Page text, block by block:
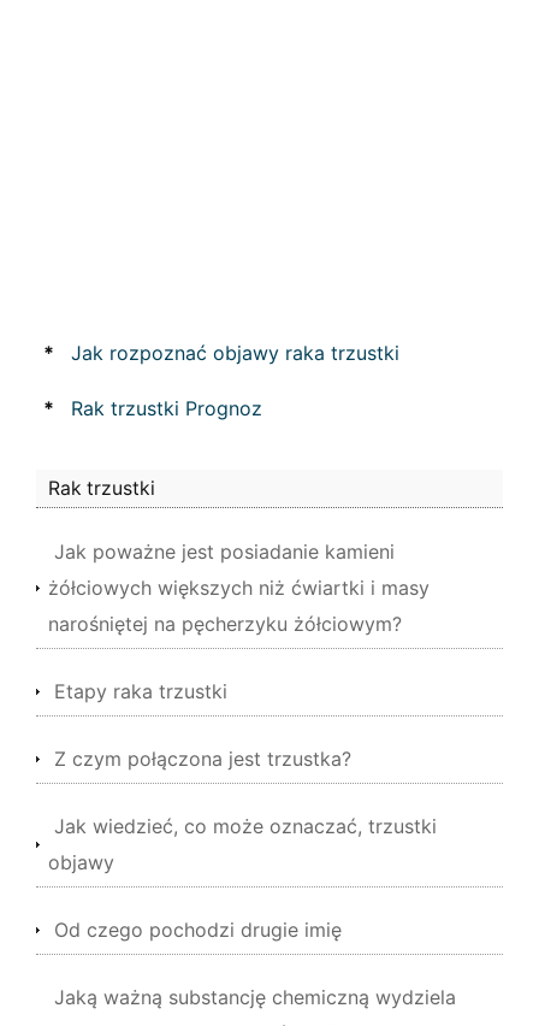
* Jak rozpoznać objawy raka trzustki
* Rak trzustki Prognoz
Rak trzustki
Jak poważne jest posiadanie kamieni
żółciowych większych niż ćwiartki i masy
narośniętej na pęcherzyku żółciowym?
Etapy raka trzustki
Z czym połączona jest trzustka?
Jak wiedzieć, co może oznaczać, trzustki
objawy
Od czego pochodzi drugie imię
Jaką ważną substancję chemiczną wydziela